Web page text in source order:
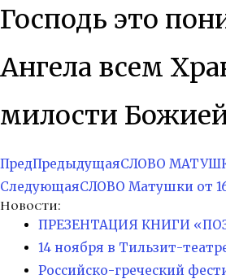
Господь это
Ангела всем
милости
ПредПредыдущаяСЛОВО
СледующаяСЛОВО Матушки от
Новости:
ПРЕЗЕНТАЦИЯ КНИГИ
14 ноября в Тильзит-
Российско-греческий